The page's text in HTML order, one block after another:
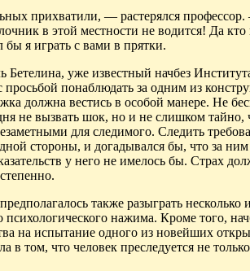
прихватили, — растерялся
в этой местности не водится! Да
бы я играть с вами в прятки.
Бетелина, уже известный начбез
просьбой понаблюдать за одним из
должна вестись в особой манере. Не
не вызвать шок, но и не слишком тайно,
для следимого. Следить
стороны, и догадывался бы, что за ним
у него не имелось бы. Страх
также разыграть несколько
психологического нажима. Кроме того,
на испытание одного из новейших
в том, что человек преследуется не